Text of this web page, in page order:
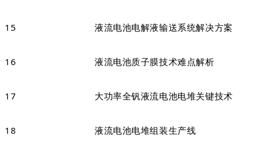
15 液流电池电解液输送系统解决方案
16 液流电池质子膜技术难点解析
17 大功率全钒液流电池电堆关键技术
18 液流电池电堆组装生产线